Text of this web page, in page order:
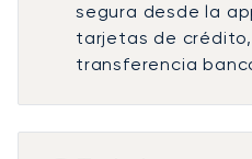
segura desde la
tarjetas de
transferencia